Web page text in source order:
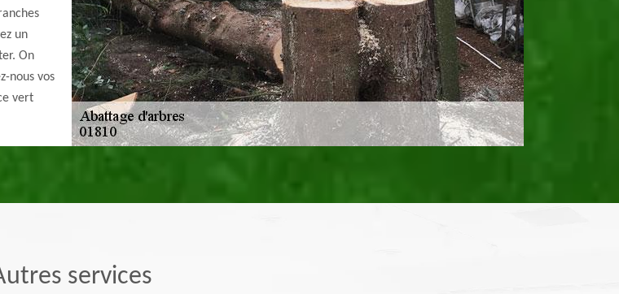
un
On
nous vos
vert
services